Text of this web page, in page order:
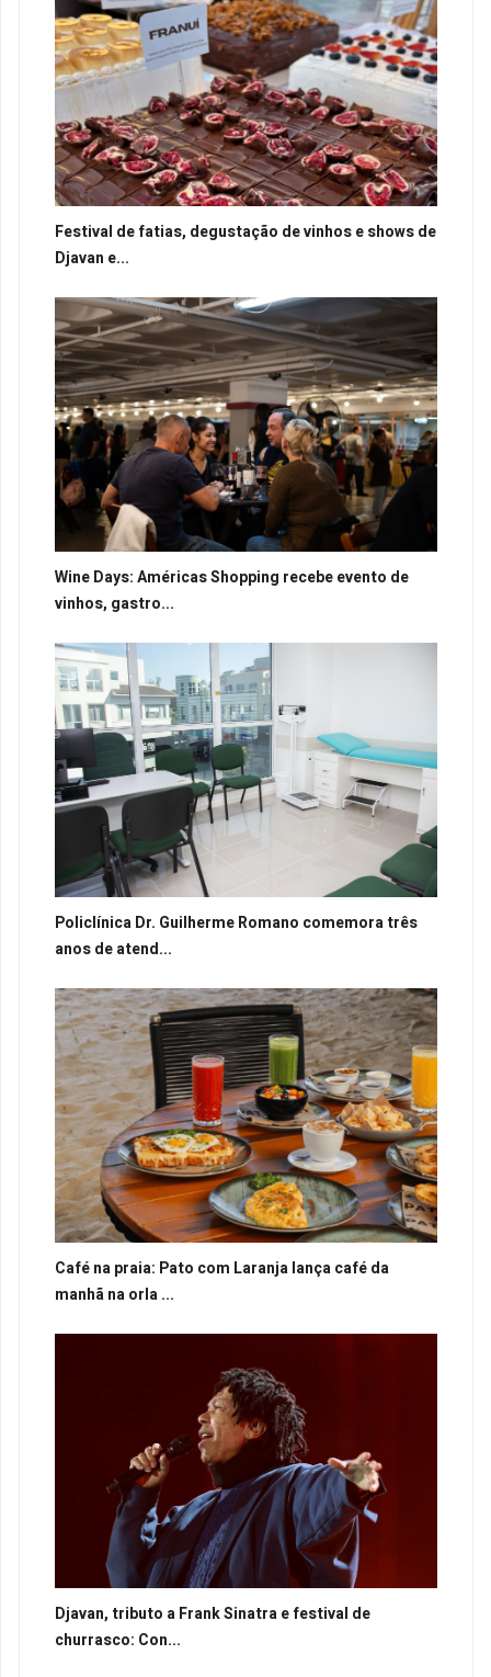
Festival de fatias, degustação de vinhos e shows de
Djavan e...
Wine Days: Américas Shopping recebe evento de
vinhos, gastro...
Policlínica Dr. Guilherme Romano comemora três
anos de atend...
Café na praia: Pato com Laranja lança café da
manhã na orla ...
Djavan, tributo a Frank Sinatra e festival de
churrasco: Con...